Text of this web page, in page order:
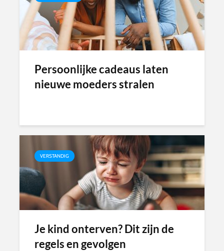
Persoonlijke cadeaus laten
nieuwe moeders stralen
VERSTANDIG
Je kind onterven? Dit zijn de
regels en gevolgen